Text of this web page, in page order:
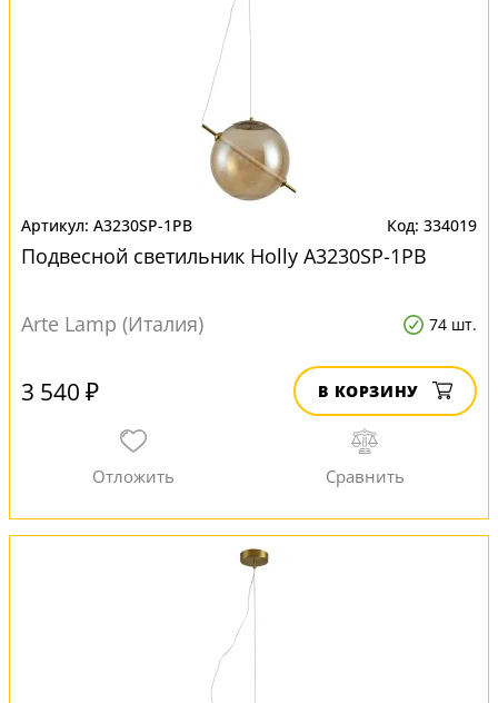
A3230SP-1PB 334019
Подвесной светильник Нolly A3230SP-1PB
Arte Lamp (Италия) 74 шт.
3 540 ₽ В КОРЗИНУ